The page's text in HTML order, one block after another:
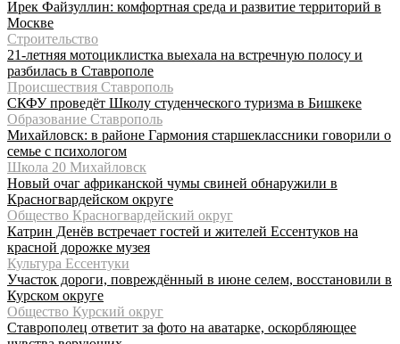
Ирек Файзуллин: комфортная среда и развитие территорий в
Москве
Строительство
21-летняя мотоциклистка выехала на встречную полосу и
разбилась в Ставрополе
Происшествия Ставрополь
СКФУ проведёт Школу студенческого туризма в Бишкеке
Образование Ставрополь
Михайловск: в районе Гармония старшеклассники говорили о
семье с психологом
Школа 20 Михайловск
Новый очаг африканской чумы свиней обнаружили в
Красногвардейском округе
Общество Красногвардейский округ
Катрин Денёв встречает гостей и жителей Ессентуков на
красной дорожке музея
Культура Ессентуки
Участок дороги, повреждённый в июне селем, восстановили в
Курском округе
Общество Курский округ
Ставрополец ответит за фото на аватарке, оскорбляющее